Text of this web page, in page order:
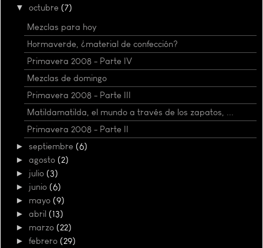
▼ octubre (7)
Mezclas para hoy
Hormaverde, ¿material de confección?
Primavera 2008 - Parte IV
Mezclas de domingo
Primavera 2008 - Parte III
Matildamatilda, el mundo a través de los zapatos, ...
Primavera 2008 - Parte II
► septiembre (6)
► agosto (2)
► julio (3)
► junio (6)
► mayo (9)
► abril (13)
► marzo (22)
► febrero (29)